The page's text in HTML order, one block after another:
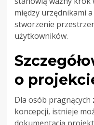
między urzędnikami a
stworzenie
użytkowników.
o
Dla osób pragnących
koncepcji, istnieje